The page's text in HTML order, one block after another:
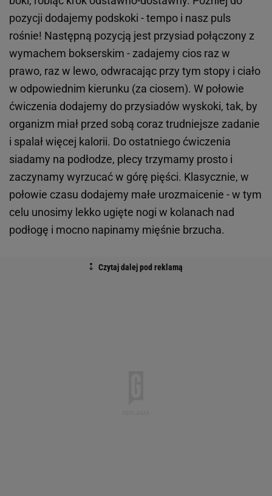
pozycji dodajemy podskoki - tempo i nasz puls
rośnie! Następną pozycją jest przysiad połączony z
wymachem bokserskim - zadajemy cios raz w
prawo, raz w lewo, odwracając przy tym stopy i ciało
w odpowiednim kierunku (za ciosem). W połowie
ćwiczenia dodajemy do przysiadów wyskoki, tak, by
organizm miał przed sobą coraz trudniejsze zadanie
i spalał więcej kalorii. Do ostatniego ćwiczenia
siadamy na podłodze, plecy trzymamy prosto i
zaczynamy wyrzucać w górę pięści. Klasycznie, w
połowie czasu dodajemy małe urozmaicenie - w tym
celu unosimy lekko ugięte nogi w kolanach nad
podłogę i mocno napinamy mięśnie brzucha.